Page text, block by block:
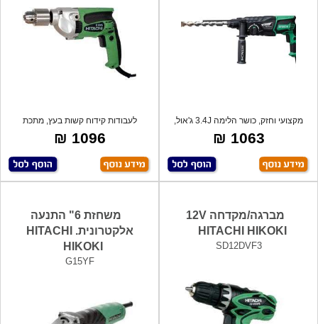
מקצועי וחזק, כושר הלימה 3.4J ג'אול,
מצב
1063 ₪
לעבודות קידוח קשות בעץ, מתכת
ושיש,פוטר א
1096 ₪
מברגה/מקדחה 12V
HITACHI HIKOKI
SD12DVF3
משחזת 6" התנעה
אלקטרונית. HITACHI
HIKOKI
G15YF